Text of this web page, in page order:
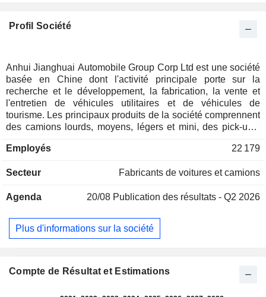
Profil Société
Anhui Jianghuai Automobile Group Corp Ltd est une société
basée en Chine dont l'activité principale porte sur la
recherche et le développement, la fabrication, la vente et
l'entretien de véhicules utilitaires et de véhicules de
tourisme. Les principaux produits de la société comprennent
des camions lourds, moyens, légers et mini, des pick-ups,
(MPV), des véhicules utilitaires sport (SUV), des berlines,
la fabrication et la vente de châssis et d'autres pièces
nationaux et internationaux.
Employés 22 179
Secteur Fabricants de voitures et camions
Agenda 20/08 Publication des résultats - Q2 2026
Plus d'informations sur la société
Compte de Résultat et Estimations